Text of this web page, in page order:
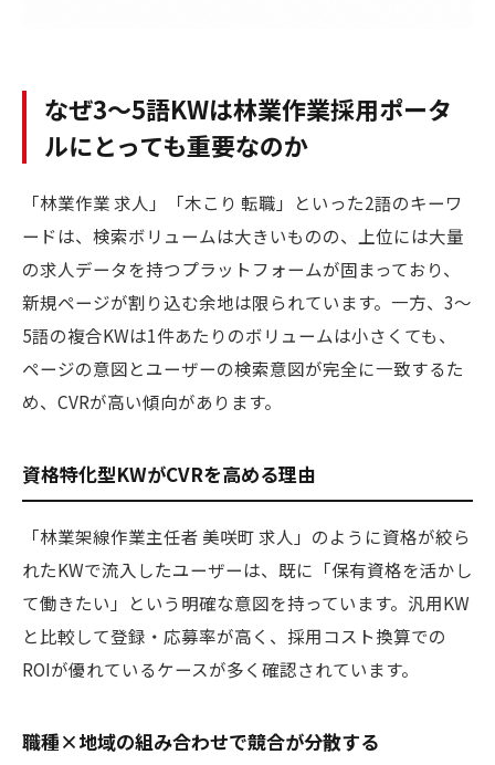
なぜ3〜5語KWは林業作業採用ポータ
ルにとっても重要なのか
「林業作業 求人」「木こり 転職」といった2語のキーワ
ードは、検索ボリュームは大きいものの、上位には大量
の求人データを持つプラットフォームが固まっており、
新規ページが割り込む余地は限られています。一方、3〜
5語の複合KWは1件あたりのボリュームは小さくても、
ページの意図とユーザーの検索意図が完全に一致するた
め、CVRが高い傾向があります。
資格特化型KWがCVRを高める理由
「林業架線作業主任者 美咲町 求人」のように資格が絞ら
れたKWで流入したユーザーは、既に「保有資格を活かし
て働きたい」という明確な意図を持っています。汎用KW
と比較して登録・応募率が高く、採用コスト換算での
ROIが優れているケースが多く確認されています。
職種×地域の組み合わせで競合が分散する